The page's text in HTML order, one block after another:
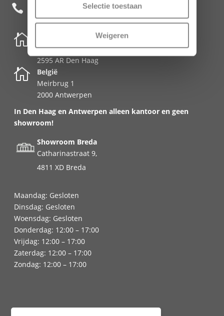
Selectie toestaan
Weigeren
 +31 85 482 0020

Schenkkade 50k
2595 AR Den Haag

België
Meirbrug 1
2000 Antwerpen
In Den Haag en Antwerpen alleen kantoor en geen
showroom!
Showroom Breda
Catharinastraat 9,
4811 XD Breda
Maandag: Gesloten
Dinsdag: Gesloten
Woensdag: Gesloten
Donderdag: 12:00 – 17:00
Vrijdag: 12:00 – 17:00
Zaterdag: 12:00 – 17:00
Zondag: 12:00 – 17:00